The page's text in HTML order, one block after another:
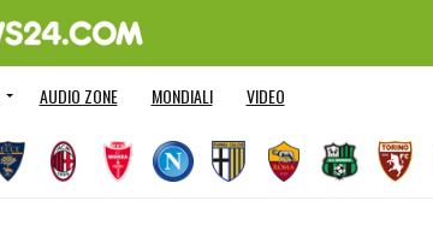
AUDIO ZONE MONDIALI VIDEO